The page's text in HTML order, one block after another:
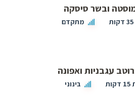
ובשר סיסקה
מתקדם
עגבניות ואפונה
בינוני